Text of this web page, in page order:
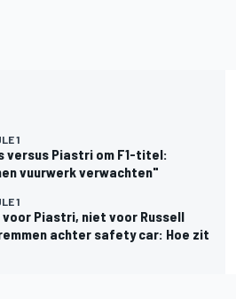
1
versus Piastri om F1-titel:
vuurwerk verwachten"
1
Piastri, niet voor Russell
achter safety car: Hoe zit